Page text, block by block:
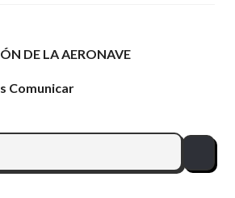
DE LA AERONAVE
Comunicar